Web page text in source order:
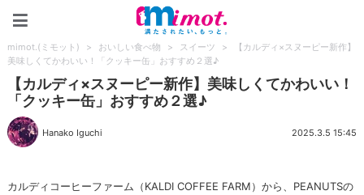
mimot.(ミモット) > おいしい食べ物 > スイーツ >
【カルディ×スヌーピー新作】
美味しくてかわいい！「クッキー缶」おすすめ２選♪
【カルディ×スヌーピー新作】美味しくてかわいい！
「クッキー缶」おすすめ２選♪
Hanako Iguchi 2025.3.5 15:45
カルディコーヒーファーム（KALDI COFFEE FARM）から、PEANUTSの